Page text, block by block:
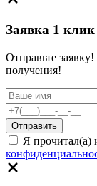
Заявка 1 клик
Отправьте
получения!
Я прочитал(а)